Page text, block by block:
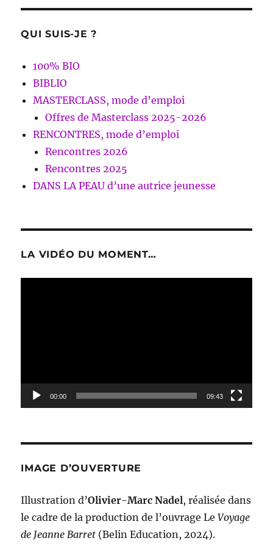
QUI SUIS-JE ?
100% BIO
BIBLIO
MASTERCLASS, mode d’emploi
Offres de Masterclass 2025-2026
RENCONTRES, mode d’emploi
Rencontres 2026
Rencontres 2025
DANS LA PEAU d’une autrice jeunesse
LA VIDÉO DU MOMENT…
00:00 09:43
IMAGE D’OUVERTURE
Illustration d’Olivier-Marc Nadel, réalisée dans
le cadre de la production de l’ouvrage LeVoyage
de Jeanne Barret (Belin Education, 2024).